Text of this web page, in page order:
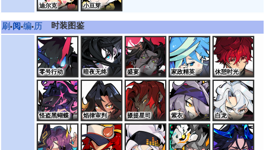
迪尔克 小豆芽
刷•阅•编•历 时装图鉴
零号行动 暗夜无终 盛宴 家政精英 休憩时光
怪盗黑蝴蝶 焰律审判 摄提星司 紫衣 白龙